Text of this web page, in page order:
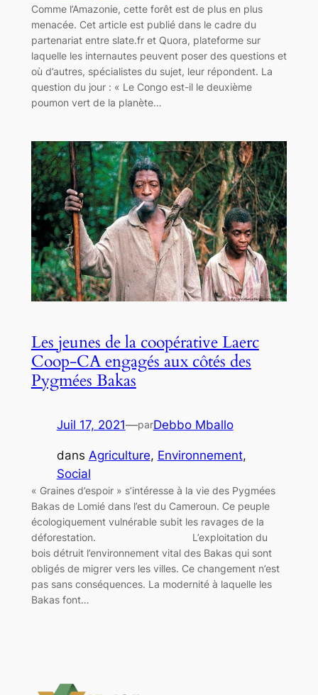
Comme l’Amazonie, cette forêt est de plus en plus
menacée. Cet article est publié dans le cadre du
partenariat entre slate.fr et Quora, plateforme sur
laquelle les internautes peuvent poser des questions et
où d’autres, spécialistes du sujet, leur répondent. La
question du jour : « Le Congo est-il le deuxième
poumon vert de la planète…
Les jeunes de la coopérative Laerc
Coop-CA engagés aux côtés des
Pygmées Bakas
Juil 17, 2021—parDebbo Mballo
dans Agriculture, Environnement
Social
« Graines d’espoir » s’intéresse à la vie des Pygmées
Bakas de Lomié dans l’est du Cameroun. Ce peuple
écologiquement vulnérable subit les ravages de la
déforestation. L’exploitation du
bois détruit l’environnement vital des Bakas qui sont
obligés de migrer vers les villes. Ce changement n’est
pas sans conséquences. La modernité à laquelle les
Bakas font…